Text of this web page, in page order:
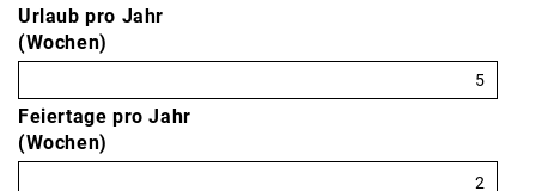
Urlaub pro Jahr
(Wochen)
Feiertage pro Jahr
(Wochen)